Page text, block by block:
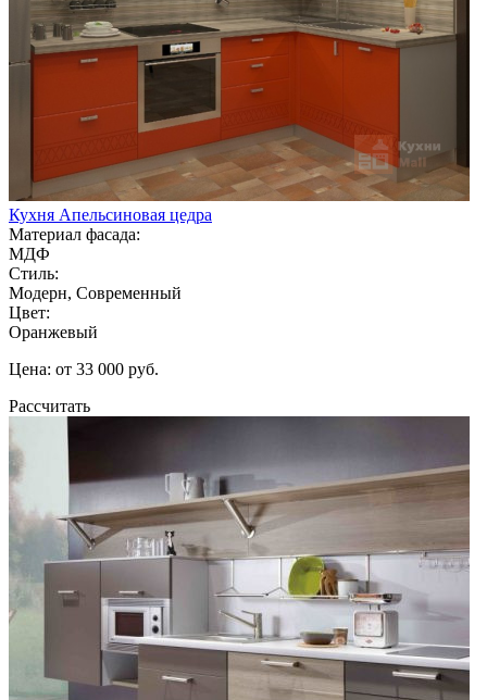
Кухня Апельсиновая цедра
Материал фасада:
МДФ
Стиль:
Модерн, Современный
Цвет:
Оранжевый
Цена: от 33 000 руб.
Рассчитать